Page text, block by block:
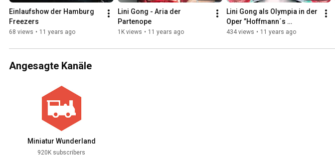
Einlaufshow der Hamburg
Freezers
68 views • 11 years ago
Lini Gong - Aria der
Partenope
1K views • 11 years ago
Lini Gong als Olympia in der
Oper ”Hoffmann´s
Erzählung”
434 views • 11 years ago
Angesagte Kanäle
Miniatur Wunderland
920K subscribers